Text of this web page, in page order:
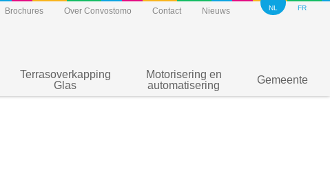
Brochures Over Convostomo Contact Nieuws NL FR
Terrasoverkapping
Glas
Motorisering en
automatisering
Gemeente